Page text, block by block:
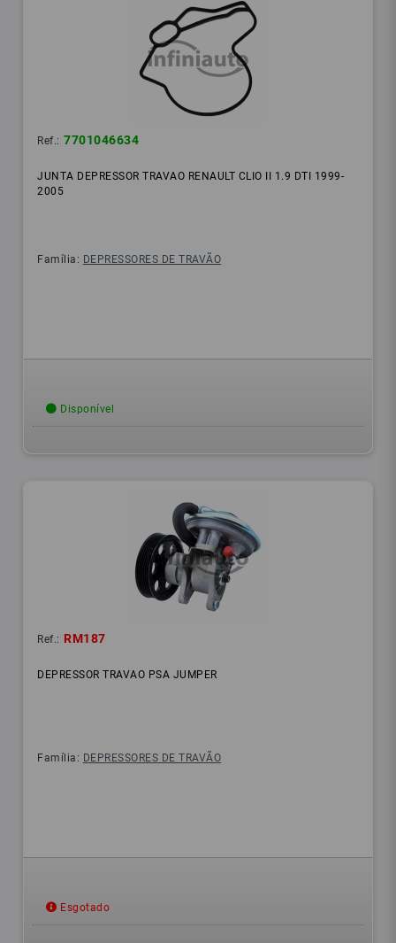
Ref.: 7701046634
JUNTA DEPRESSOR TRAVAO RENAULT CLIO II 1.9 DTI 1999-
2005
Família: DEPRESSORES DE TRAVÃO
Disponível
Ref.: RM187
DEPRESSOR TRAVAO PSA JUMPER
Família: DEPRESSORES DE TRAVÃO
Esgotado